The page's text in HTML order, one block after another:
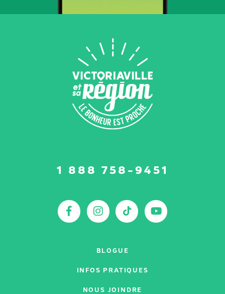
1 888 758-9451
Facebook
Instagram
TikTok
BLOGUE
INFOS PRATIQUES
NOUS JOINDRE